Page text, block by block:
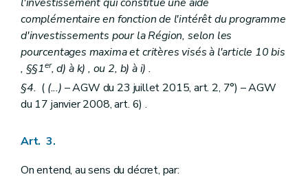
complémentaire en fonction de l'intérêt du programme
d'investissements pour la Région, selon les
pourcentages maxima et critères visés à l'article 10bis
, §§1er,d) àk) , ou 2, b) ài) .
§4. ( (...) – AGW du 23 juillet 2015, art. 2, 7°) – AGW
du 17 janvier 2008, art. 6) .
Art. 3.
On entend, au sens du décret, par: